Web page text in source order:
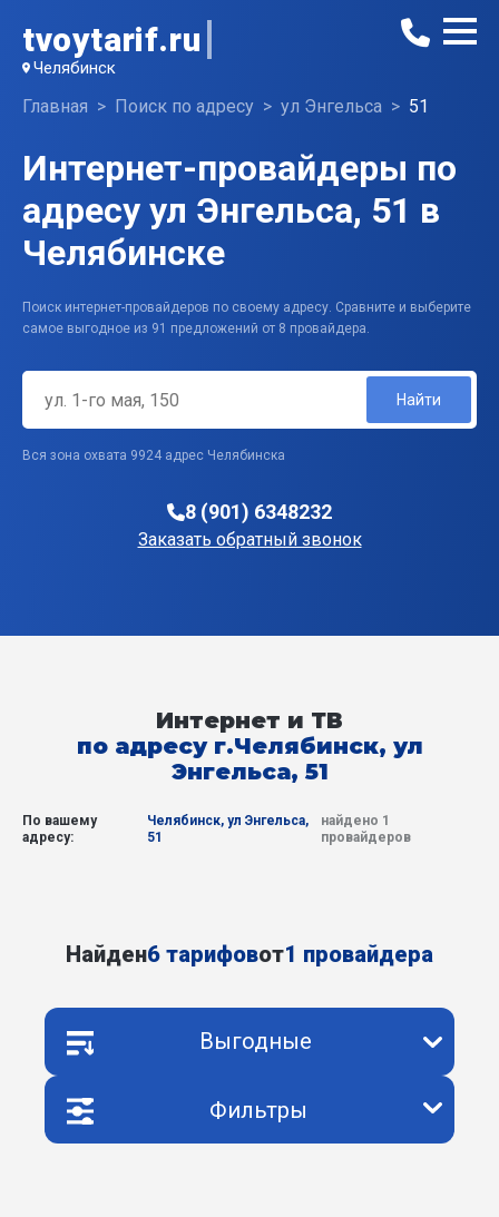
tvoytarif.ru
Челябинск
Главная Поиск по адресу ул Энгельса 51
Интернет-провайдеры по
адресу ул Энгельса, 51 в
Челябинске
Поиск интернет-провайдеров по своему адресу. Сравните и выберите
самое выгодное из 91 предложений от 8 провайдера.
Найти
Вся зона охвата 9924 адрес Челябинска
8 (901) 6348232
Заказать обратный звонок
Интернет и ТВ
по адресу г.Челябинск, ул
Энгельса, 51
По вашему
адресу:
Челябинск, ул Энгельса,
51
найдено 1
провайдеров
Найден6 тарифовот1 провайдера
Выгодные
Фильтры